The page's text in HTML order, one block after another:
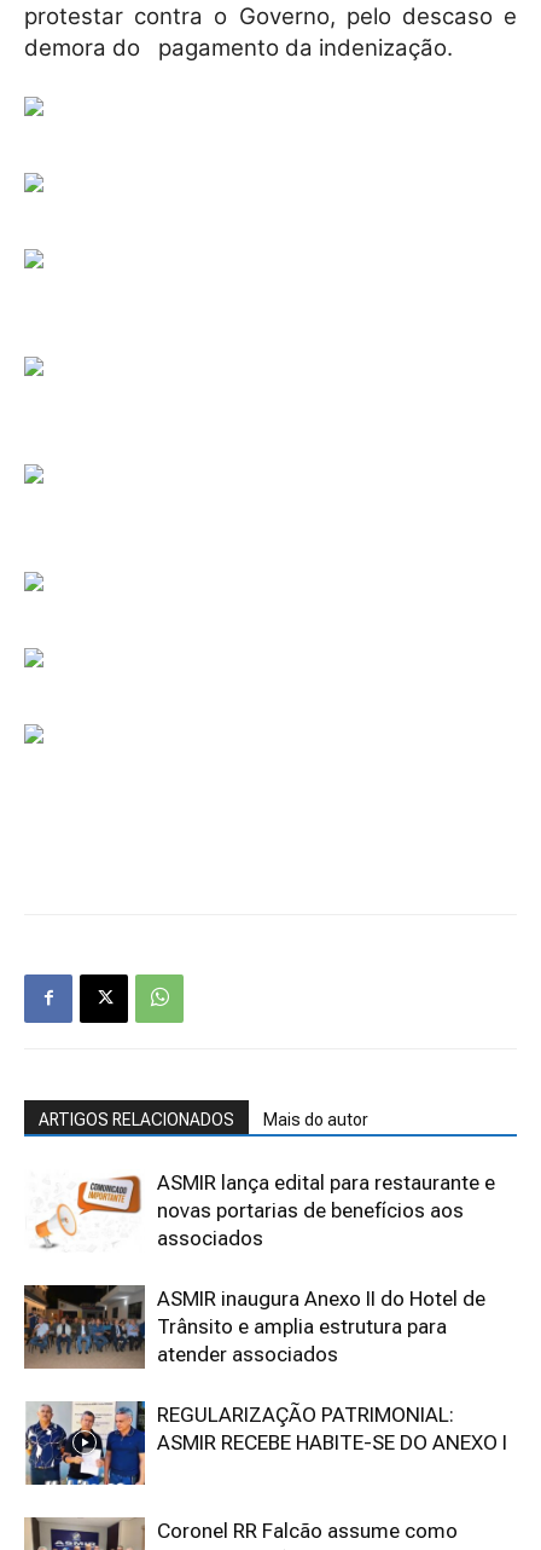
protestar contra o Governo, pelo descaso e
demora do pagamento da indenização.
ARTIGOS RELACIONADOS Mais do autor
ASMIR lança edital para restaurante e
novas portarias de benefícios aos
associados
ASMIR inaugura Anexo II do Hotel de
Trânsito e amplia estrutura para
atender associados
REGULARIZAÇÃO PATRIMONIAL:
ASMIR RECEBE HABITE-SE DO ANEXO I
Coronel RR Falcão assume como